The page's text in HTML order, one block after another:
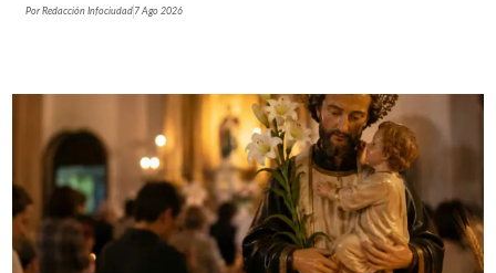
PorRedacción Infociudad 7 Ago 2026